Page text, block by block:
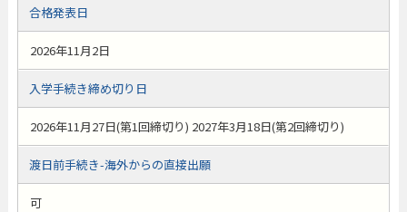
合格発表日
2026年11月2日
入学手続き締め切り日
2026年11月27日(第1回締切り) 2027年3月18日(第2回締切り)
渡日前手続き-海外からの直接出願
可